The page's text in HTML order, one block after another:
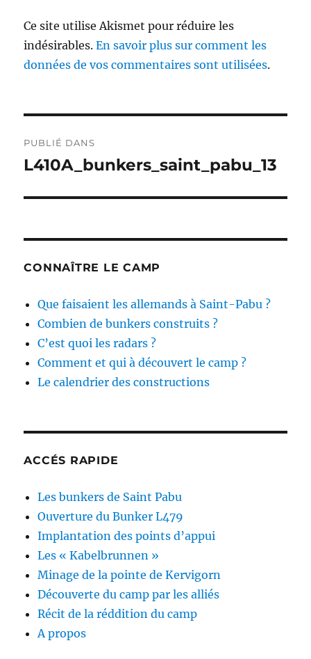
Ce site utilise Akismet pour réduire les
indésirables.En savoir plus sur comment les
données de vos commentaires sont utilisées.
de
PUBLIÉ DANS
L410A_bunkers_saint_pabu_13
CONNAÎTRE LE CAMP
Que faisaient les allemands à Saint-Pabu ?
Combien de bunkers construits ?
C’est quoi les radars ?
Comment et qui à découvert le camp ?
Le calendrier des constructions
ACCÉS RAPIDE
Les bunkers de Saint Pabu
Ouverture du Bunker L479
Implantation des points d’appui
Les « Kabelbrunnen »
Minage de la pointe de Kervigorn
Découverte du camp par les alliés
Récit de la réddition du camp
A propos